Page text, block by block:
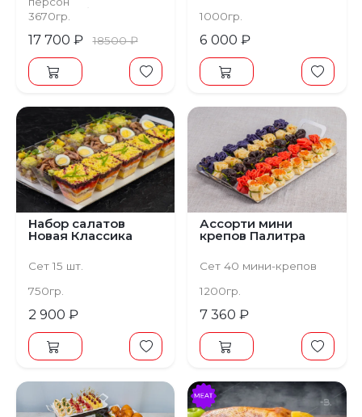
от 1157 руб. на персону
3670гр.
17 700 ₽ 18500 ₽
1000гр.
6 000 ₽
Набор салатов
Новая Классика
Сет 15 шт.
750гр.
2 900 ₽
Ассорти мини
крепов Палитра
Сет 40 мини-крепов
1200гр.
7 360 ₽